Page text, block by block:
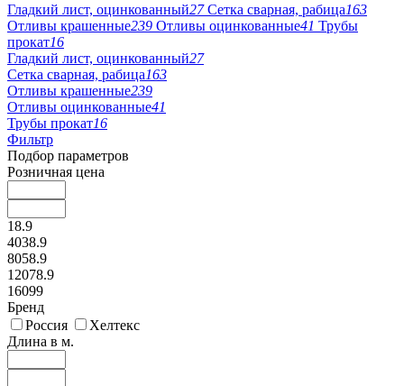
Гладкий лист, оцинкованный27 Сетка сварная, рабица163
Отливы крашенные239 Отливы оцинкованные41 Трубы
прокат16
Гладкий лист, оцинкованный27
Сетка сварная, рабица163
Отливы крашенные239
Отливы оцинкованные41
Трубы прокат16
Фильтр
Подбор параметров
Розничная цена
18.9
4038.9
8058.9
12078.9
16099
Бренд
Россия
Хелтекс
Длина в м.